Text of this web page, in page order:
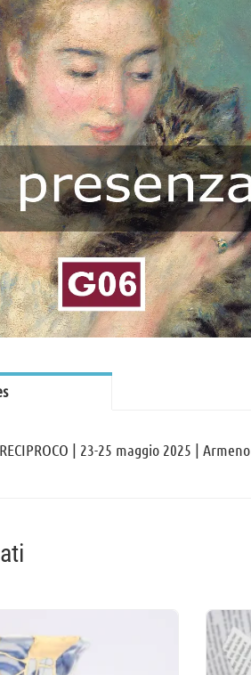
| 23-25 maggio 2025 | Armeno